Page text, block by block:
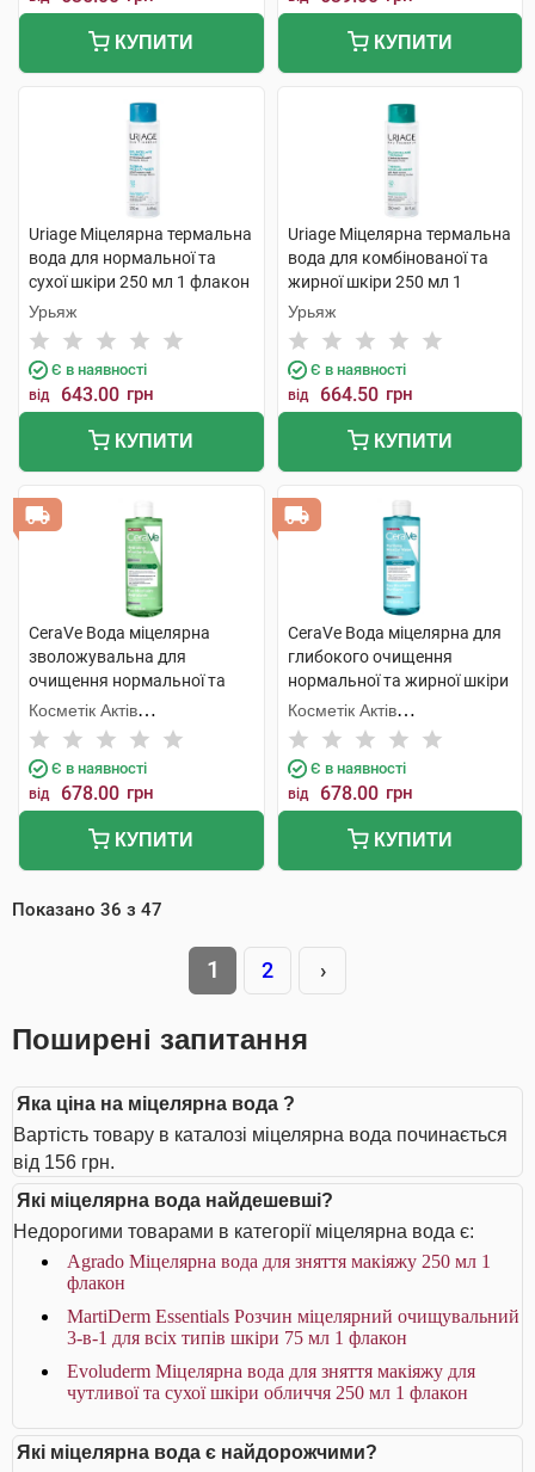
КУПИТИ КУПИТИ
Uriage Міцелярна термальна
вода для нормальної та
сухої шкіри 250 мл 1 флакон
Урьяж
Є в наявності
від 643.00 грн
КУПИТИ
Uriage Міцелярна термальна
вода для комбінованої та
жирної шкіри 250 мл 1
флакон
Урьяж
Є в наявності
від 664.50 грн
КУПИТИ
CeraVe Вода міцелярна
зволожувальна для
очищення нормальної та
сухої шкіри обличчя 400 мл 1
шт
Косметік Актів
Інтернаціональ
Є в наявності
від 678.00 грн
КУПИТИ
CeraVe Вода міцелярна для
глибокого очищення
нормальної та жирної шкіри
обличчя 400 мл 1 флакон
Косметік Актів
Інтернаціональ
Є в наявності
від 678.00 грн
КУПИТИ
Показано 36 з 47
1 2 ›
Поширені запитання
Яка ціна на міцелярна вода ?
Вартість товару в каталозі міцелярна вода починається
від 156 грн.
Які міцелярна вода найдешевші?
Недорогими товарами в категорії міцелярна вода є:
Agrado Міцелярна вода для зняття макіяжу 250 мл 1
флакон
MartiDerm Essentials Розчин міцелярний очищувальний
3-в-1 для всіх типів шкіри 75 мл 1 флакон
Evoluderm Міцелярна вода для зняття макіяжу для
чутливої та сухої шкіри обличчя 250 мл 1 флакон
Які міцелярна вода є найдорожчими?